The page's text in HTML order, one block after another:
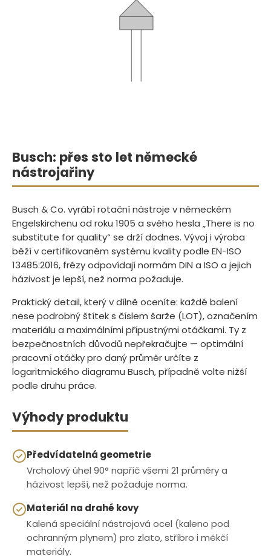
Busch: přes sto let německé
nástrojařiny
Busch & Co. vyrábí rotační nástroje v německém
Engelskirchenu od roku 1905 a svého hesla „There is no
substitute for quality“ se drží dodnes. Vývoj i výroba
běží v certifikovaném systému kvality podle EN-ISO
13485:2016, frézy odpovídají normám DIN a ISO a jejich
házivost je lepší, než norma požaduje.
Praktický detail, který v dílně oceníte: každé balení
nese podrobný štítek s číslem šarže (LOT), označením
materiálu a maximálními přípustnými otáčkami. Ty z
bezpečnostních důvodů nepřekračujte — optimální
pracovní otáčky pro daný průměr určíte z
logaritmického diagramu Busch, případně volte nižší
podle druhu práce.
Výhody produktu
Předvídatelná geometrie
Vrcholový úhel 90° napříč všemi 21 průměry a
házivost lepší, než požaduje norma.
Materiál na drahé kovy
Kalená speciální nástrojová ocel (kaleno pod
ochranným plynem) pro zlato, stříbro i měkčí
materiály.